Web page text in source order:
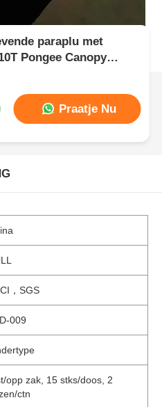
paraplu met
Pongee Canopy
Praatje Nu
，SGS
009
opp zak, 15 stks/doos, 2
ctn